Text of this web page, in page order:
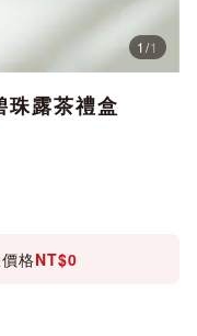
1/1
珠露茶禮盒
格NT$0